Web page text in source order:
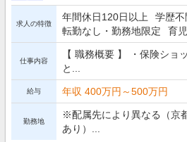
求人の特徴
年間休日120日以上
学歴不
転勤なし・勤務地限定
育
仕事内容
【 職務概要 】 ・保険ショ
と...
給与 年収 400万円～500万円
勤務地
※配属先により異なる（京
あり）...